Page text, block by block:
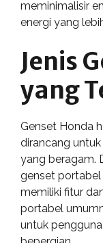
meminimalisir
energi yang
Jenis
yang
Genset Honda
dirancang
yang beragam.
genset
memiliki fitur
portabel
untuk